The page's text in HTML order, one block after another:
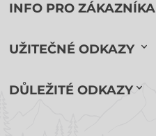
INFO PRO ZÁKAZNÍKA
UŽITEČNÉ ODKAZY
DŮLEŽITÉ ODKAZY